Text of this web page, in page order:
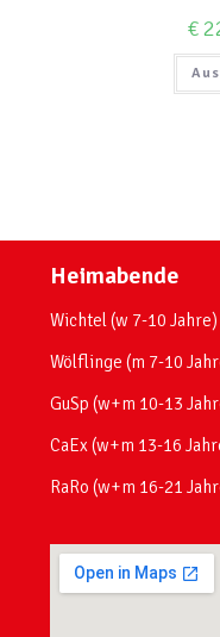
€
Heimabende
Wichtel (w 7-10
Wölflinge (m 7-10
GuSp (w+m 10-13
CaEx (w+m 13-16
RaRo (w+m 16-21